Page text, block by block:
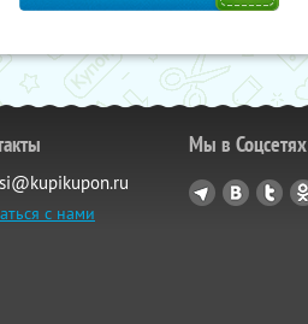
с нами
Мы в Соцсетях